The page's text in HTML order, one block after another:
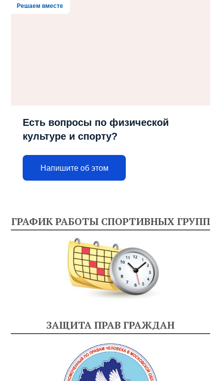
Решаем вместе
Есть вопросы по физической
культуре и спорту?
Напишите об этом
ГРАФИК РАБОТЫ СПОРТИВНЫХ ГРУПП
ЗАЩИТА ПРАВ ГРАЖДАН